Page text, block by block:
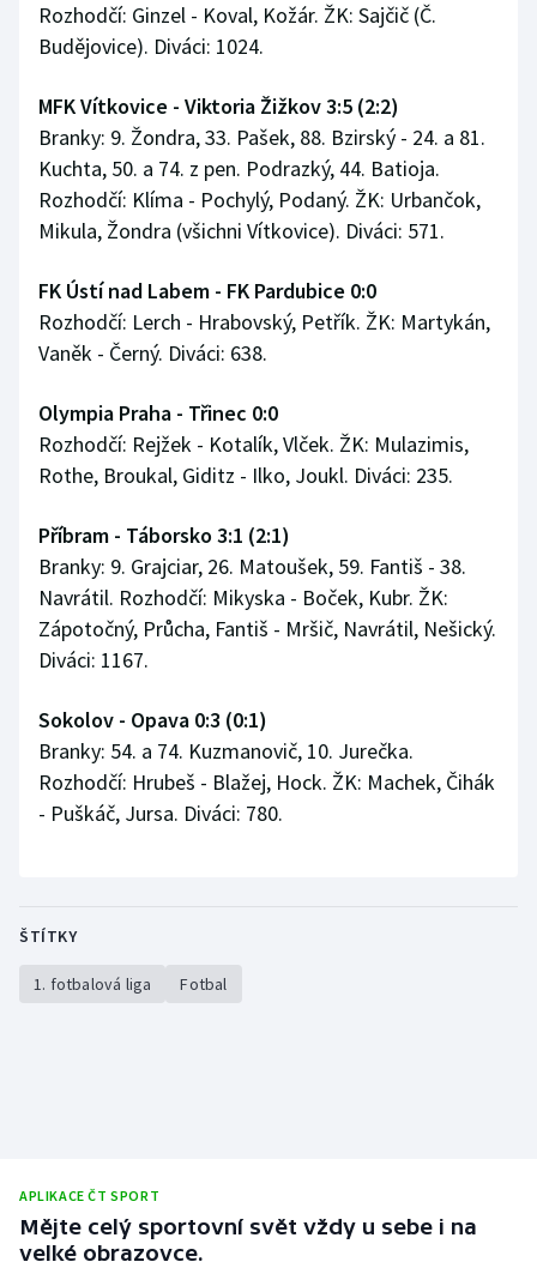
Rozhodčí: Ginzel - Koval, Kožár. ŽK: Sajčič (Č.
Budějovice). Diváci: 1024.
MFK Vítkovice - Viktoria Žižkov 3:5 (2:2)
Branky: 9. Žondra, 33. Pašek, 88. Bzirský - 24. a 81.
Kuchta, 50. a 74. z pen. Podrazký, 44. Batioja.
Rozhodčí: Klíma - Pochylý, Podaný. ŽK: Urbančok,
Mikula, Žondra (všichni Vítkovice). Diváci: 571.
FK Ústí nad Labem - FK Pardubice 0:0
Rozhodčí: Lerch - Hrabovský, Petřík. ŽK: Martykán,
Vaněk - Černý. Diváci: 638.
Olympia Praha - Třinec 0:0
Rozhodčí: Rejžek - Kotalík, Vlček. ŽK: Mulazimis,
Rothe, Broukal, Giditz - Ilko, Joukl. Diváci: 235.
Příbram - Táborsko 3:1 (2:1)
Branky: 9. Grajciar, 26. Matoušek, 59. Fantiš - 38.
Navrátil. Rozhodčí: Mikyska - Boček, Kubr. ŽK:
Zápotočný, Průcha, Fantiš - Mršič, Navrátil, Nešický.
Diváci: 1167.
Sokolov - Opava 0:3 (0:1)
Branky: 54. a 74. Kuzmanovič, 10. Jurečka.
Rozhodčí: Hrubeš - Blažej, Hock. ŽK: Machek, Čihák
- Puškáč, Jursa. Diváci: 780.
ŠTÍTKY
1. fotbalová liga Fotbal
APLIKACE ČT SPORT
Mějte celý sportovní svět vždy u sebe i na
velké obrazovce.